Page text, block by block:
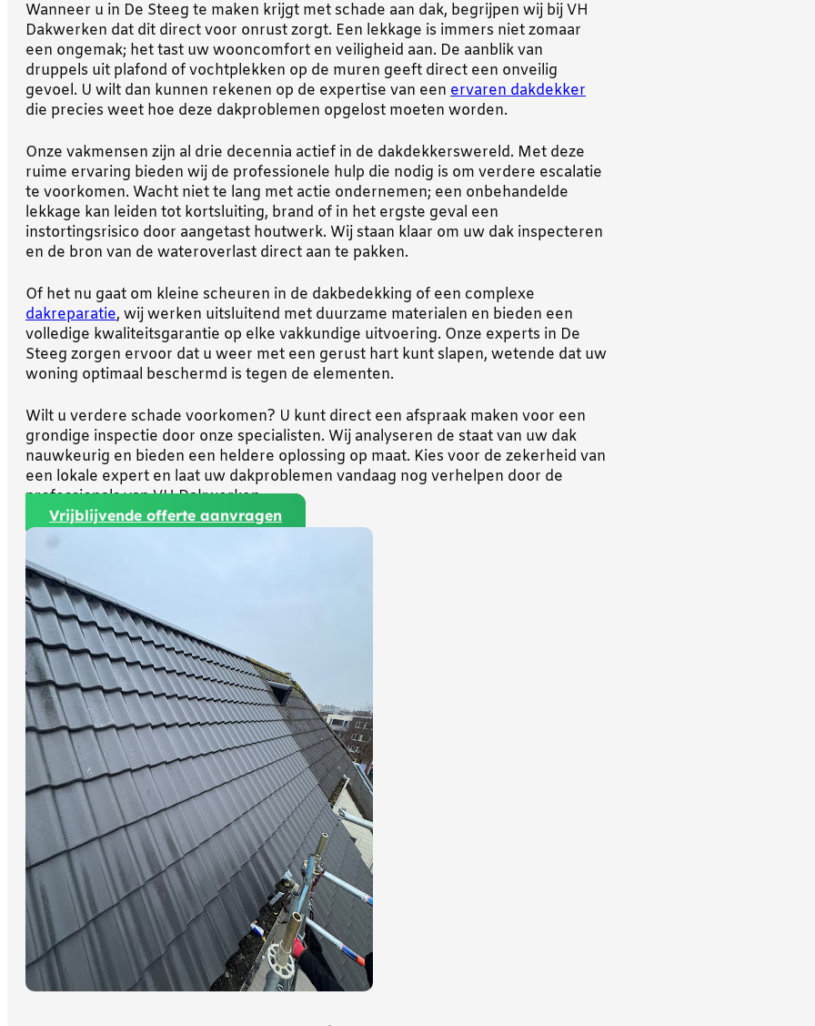
Wanneer u in De Steeg te maken krijgt met schade aan dak, begrijpen wij bij VH
Dakwerken dat dit direct voor onrust zorgt. Een lekkage is immers niet zomaar
een ongemak; het tast uw wooncomfort en veiligheid aan. De aanblik van
druppels uit plafond of vochtplekken op de muren geeft direct een onveilig
gevoel. U wilt dan kunnen rekenen op de expertise van een ervaren dakdekker
die precies weet hoe deze dakproblemen opgelost moeten worden.
Onze vakmensen zijn al drie decennia actief in de dakdekkerswereld. Met deze
ruime ervaring bieden wij de professionele hulp die nodig is om verdere escalatie
te voorkomen. Wacht niet te lang met actie ondernemen; een onbehandelde
lekkage kan leiden tot kortsluiting, brand of in het ergste geval een
instortingsrisico door aangetast houtwerk. Wij staan klaar om uw dak inspecteren
en de bron van de wateroverlast direct aan te pakken.
Of het nu gaat om kleine scheuren in de dakbedekking of een complexe
dakreparatie, wij werken uitsluitend met duurzame materialen en bieden een
volledige kwaliteitsgarantie op elke vakkundige uitvoering. Onze experts in De
Steeg zorgen ervoor dat u weer met een gerust hart kunt slapen, wetende dat uw
woning optimaal beschermd is tegen de elementen.
Wilt u verdere schade voorkomen? U kunt direct een afspraak maken voor een
grondige inspectie door onze specialisten. Wij analyseren de staat van uw dak
nauwkeurig en bieden een heldere oplossing op maat. Kies voor de zekerheid van
een lokale expert en laat uw dakproblemen vandaag nog verhelpen door de
professionals van VH Dakwerken.
Vrijblijvende offerte aanvragen